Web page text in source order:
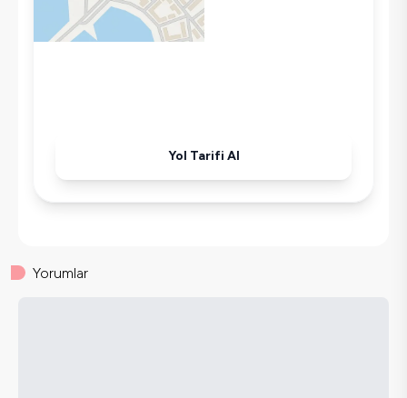
Korunaklı Havuz
Ütü
Yol Tarifi Al
Yorumlar